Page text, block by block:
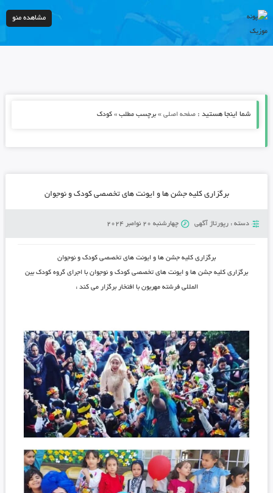
مشاهده منو
شما اینجا هستید : صفحه اصلی» برچسب مطلب » کودک
برگزاری کلیه جشن ها و ایونت های تخصصی کودک و نوجوان
دسته : رپورتاژ آگهی چهارشنبه 20 نوامبر 2024
برگزاری کلیه جشن ها و ایونت های تخصصی کودک و نوجوان
برگزاری کلیه جشن ها و ایونت های تخصصی کودک و نوجوان با اجرای گروه کودک بین
المللی فرشته مهربون با افتخار برگزار می کند :